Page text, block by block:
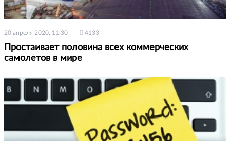
20 апреля 2020, 11:30 4133
Простаивает половина всех коммерческих
самолетов в мире